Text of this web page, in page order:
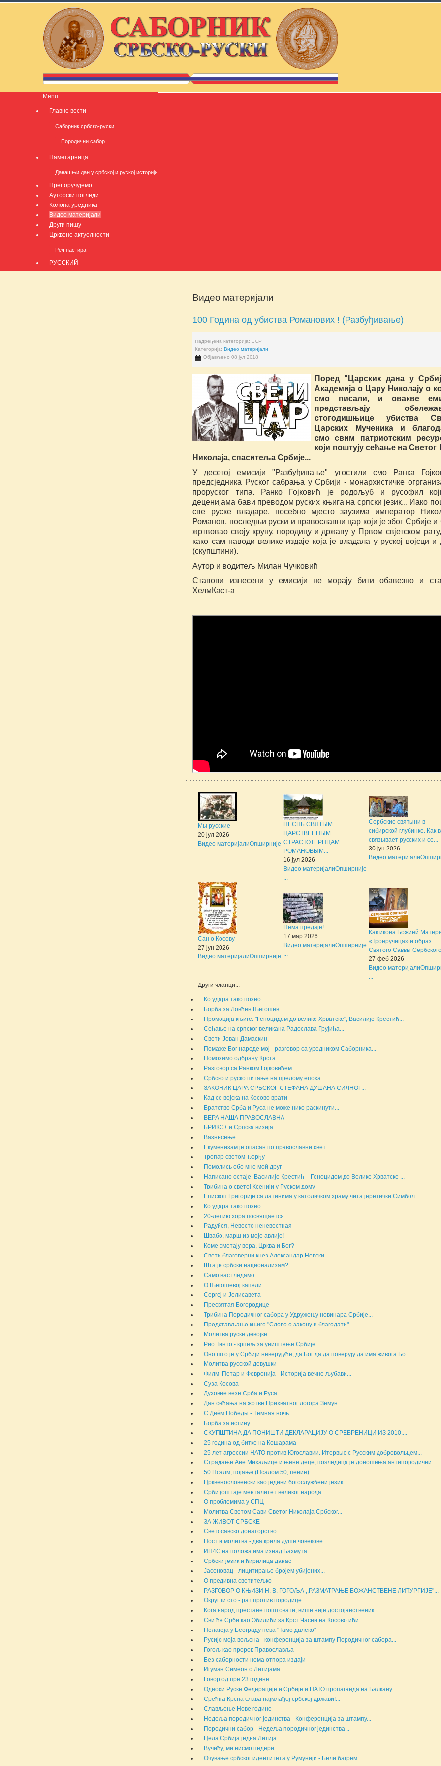
Menu
Главне вести
Саборник србско-руски
Породични сабор
Паметарница
Данашњи дан у србској и руској историји
Препоручујемо
Ауторски погледи...
Колона уредника
Видео материјали
Други пишу
Црквене актуелности
Реч пастира
РУССКИЙ
Видео материјали
100 Година од убиства Романових ! (Разбуђивање)
Надређена категорија:ССР
Категорија:Видео материјали
Објављено 08 јул 2018
Поред "Царских дана у
Академија о Цару Николају о
смо писали, и овакве
представљају
стогодишњице убиства
Царских Мученика и
смо свим патриотским
који поштују сећање на Светог
Николаја, спаситеља Србије...
У десетој емисији "Разбуђивање" угостили смо Ранка
предсједника Руског сабрања у Србији - монархистичке
проруског типа. Ранко Гојковић је родољуб и русофил
деценијама бави преводом руских књига на српски језик... Иако
све руске владаре, посебно мјесто заузима император
Романов, последњи руски и православни цар који је због Србије
жртвовао своју круну, породицу и државу у Првом свјетском
како сам наводи велике издаје која је владала у руској војсци
(скупштини).
Аутор и водитељ Милан Чучковић
Ставови изнесени у емисији не морају бити обавезно и
ХелмКаст-а
Мы русские
20 јул 2026
Видео материјалиОпширније
...
ПЕСНЬ СВЯТЫМ
ЦАРСТВЕННЫМ
СТРАСТОТЕРПЦАМ
РОМАНОВЫМ...
16 јул 2026
Видео материјалиОпширније
...
Сербские святыни в
сибирской глубинке. Как
связывает русских и се...
30 јун 2026
Видео материјали
...
Сан о Косову
27 јун 2026
Видео материјалиОпширније
...
Нема предаје!
17 мар 2026
Видео материјалиОпширније
...
Как икона Божией Матери
«Троеручица» и образ
Святого Саввы
27 феб 2026
Видео материјали
...
Други чланци...
Ко удара тако позно
Борба за Ловћен Његошев
Промоција књиге: "Геноцидом до велике Хрватске", Василије Крестић...
Сећање на српског великана Радослава Грујића...
Свети Јован Дамаскин
Помаже Бог народе мој - разговор са уредником Саборника...
Помозимо одбрану Крста
Разговор са Ранком Гојковићем
Србско и руско питање на прелому епоха
ЗАКОНИК ЦАРА СРБСКОГ СТЕФАНА ДУШАНА СИЛНОГ...
Кад се војска на Косово врати
Братство Срба и Руса не може нико раскинути...
ВЕРА НАША ПРАВОСЛАВНА
БРИКС+ и Српска визија
Вазнесење
Екуменизам је опасан по православни свет...
Тропар светом Ђорђу
Помолись обо мне мой друг
Написано остаје: Василије Крестић – Геноцидом до Велике Хрватске ...
Трибина о светој Ксенији у Руском дому
Епископ Григорије са латинима у католичком храму чита јеретички Симбол...
Ко удара тако позно
20-летию хора посвящается
Радуйся, Невесто неневестная
Швабо, марш из моје авлије!
Коме сметају вера, Црква и Бог?
Свети благоверни кнез Александар Невски...
Шта је србски национализам?
Само вас гледамо
О Његошевој капели
Сергеј и Јелисавета
Пресвятая Богородице
Трибина Породичног сабора у Удружењу новинара Србије...
Представљање књиге "Слово о закону и благодати"...
Молитва руске девојке
Рио Тинто - крпељ за уништење Србије
Оно што је у Србији неверујуће, да Бог да да поверују да има живога Бо...
Молитва русской девушки
Филм: Петар и Февронија - Историја вечне љубави...
Суза Косова
Духовне везе Срба и Руса
Дан сећања на жртве Прихватног логора Земун...
С Днём Победы - Тёмная ночь
Борба за истину
СКУПШТИНА ДА ПОНИШТИ ДЕКЛАРАЦИЈУ О СРЕБРЕНИЦИ ИЗ 2010....
25 година од битке на Кошарама
25 лет агрессии НАТО против Югославии. Итервью с Русским добровольцем...
Страдање Ане Михаљице и њене деце, поsледица је доношења антипородични...
50 Псалм, појање (Псалом 50, пение)
Црквенословенски као једини богослужбени језик...
Срби још гаје менталитет великог народа...
О проблемима у СПЦ
Молитва Светом Сави Светог Николаја Србског...
ЗА ЖИВОТ СРБСКЕ
Светосавско донаторство
Пост и молитва - два крила душе човекове...
ИН4С на положајима изнад Бахмута
Србски језик и ћирилица данас
Јасеновац - лицитирање бројем убијених...
О предивна светитељко
РАЗГОВОР О КЊИЗИ Н. В. ГОГОЉА ,,РАЗМАТРАЊЕ БОЖАНСТВЕНЕ ЛИТУРГИЈЕ"...
Округли сто - рат против породице
Кога народ престане поштовати, више није достојанственик...
Сви ће Срби као Обилићи за Крст Часни на Косово ићи...
Пелагеја у Београду пева "Тамо далеко"
Русијо моја вољена - конференција за штампу Породичног сабора...
Гогољ као пророк Православља
Без саборности нема отпора издаји
Игуман Симеон о Литијама
Говор од пре 23 године
Односи Руске Федерације и Србије и НАТО пропаганда на Балкану...
Срећна Крсна слава најмлађој србској држави!...
Слављење Нове године
Недеља породичног јединства - Конференција за штампу...
Породични сабор - Недеља породичног јединства...
Цела Србија једна Литија
Вучићу, ми нисмо педери
Очување србског идентитета у Румунији - Бели багрем...